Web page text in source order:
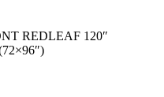
REDLEAF 120″